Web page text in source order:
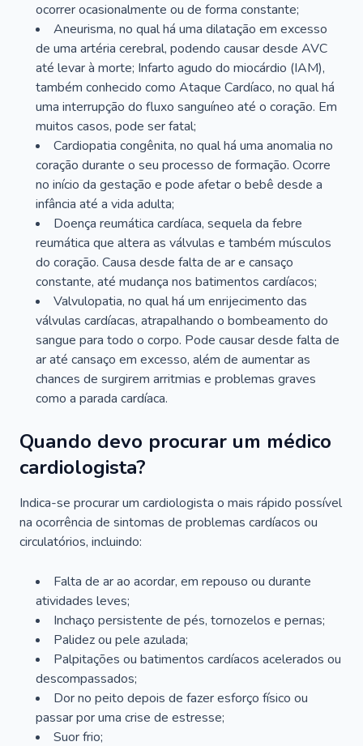
ocorrer ocasionalmente ou de forma constante;
Aneurisma, no qual há uma dilatação em excesso
de uma artéria cerebral, podendo causar desde AVC
até levar à morte; Infarto agudo do miocárdio (IAM),
também conhecido como Ataque Cardíaco, no qual há
uma interrupção do fluxo sanguíneo até o coração. Em
muitos casos, pode ser fatal;
Cardiopatia congênita, no qual há uma anomalia no
coração durante o seu processo de formação. Ocorre
no início da gestação e pode afetar o bebê desde a
infância até a vida adulta;
Doença reumática cardíaca, sequela da febre
reumática que altera as válvulas e também músculos
do coração. Causa desde falta de ar e cansaço
constante, até mudança nos batimentos cardíacos;
Valvulopatia, no qual há um enrijecimento das
válvulas cardíacas, atrapalhando o bombeamento do
sangue para todo o corpo. Pode causar desde falta de
ar até cansaço em excesso, além de aumentar as
chances de surgirem arritmias e problemas graves
como a parada cardíaca.
Quando devo procurar um médico
cardiologista?
Indica-se procurar um cardiologista o mais rápido possível
na ocorrência de sintomas de problemas cardíacos ou
circulatórios, incluindo:
Falta de ar ao acordar, em repouso ou durante
atividades leves;
Inchaço persistente de pés, tornozelos e pernas;
Palidez ou pele azulada;
Palpitações ou batimentos cardíacos acelerados ou
descompassados;
Dor no peito depois de fazer esforço físico ou
passar por uma crise de estresse;
Suor frio;